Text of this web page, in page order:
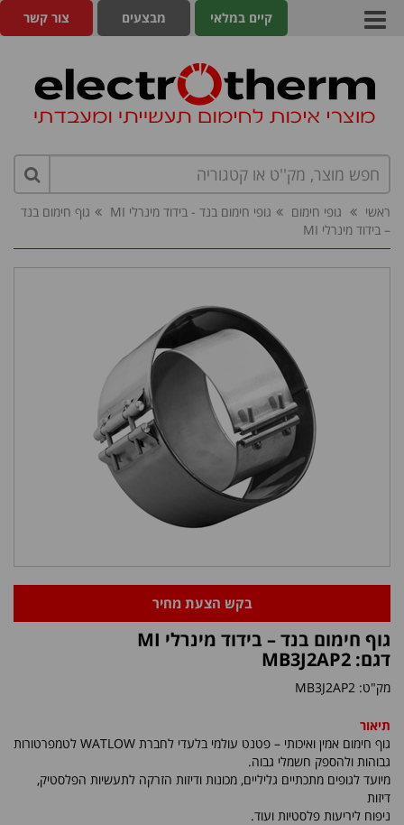
צור קשר מבצעים קיים במלאי
ראשי גופי חימום גופי חימום בנד - בידוד מינרלי MI
גוף חימום בנד
– בידוד מינרלי MI
בקש הצעת מחיר
גוף חימום בנד – בידוד מינרלי MI
דגם: MB3J2AP2
מק"ט: MB3J2AP2
תיאור
גוף חימום אמין ואיכותי – פטנט עולמי בלעדי לחברת WATLOW לטמפרטורות
גבוהות ולהספק חשמלי גבוה.
מיועד לגופים מתכתיים גליליים, מכונות ודיזות הזרקה לתעשיות הפלסטיק,
דיזות
ניפוח ליריעות פלסטיות ועוד.